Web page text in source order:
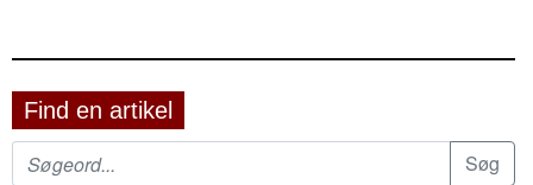
Find en artikel